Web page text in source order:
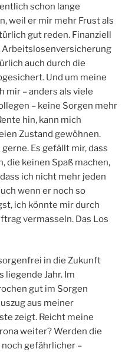
schon lange
weil er mir mehr Frust als
gut reden. Finanziell
auch durch die
Und um meine
mir – anders als viele
– keine Sorgen mehr
hin, kann mich
Zustand gewöhnen.
Es gefällt mir, dass
die keinen Spaß machen,
ich nicht mehr jeden
wenn er noch so
ich könnte mir durch
vermasseln. Das Los
in die Zukunft
liegende Jahr. Im
gut im Sorgen
aus meiner
zeigt. Reicht meine
weiter? Werden die
gefährlicher –